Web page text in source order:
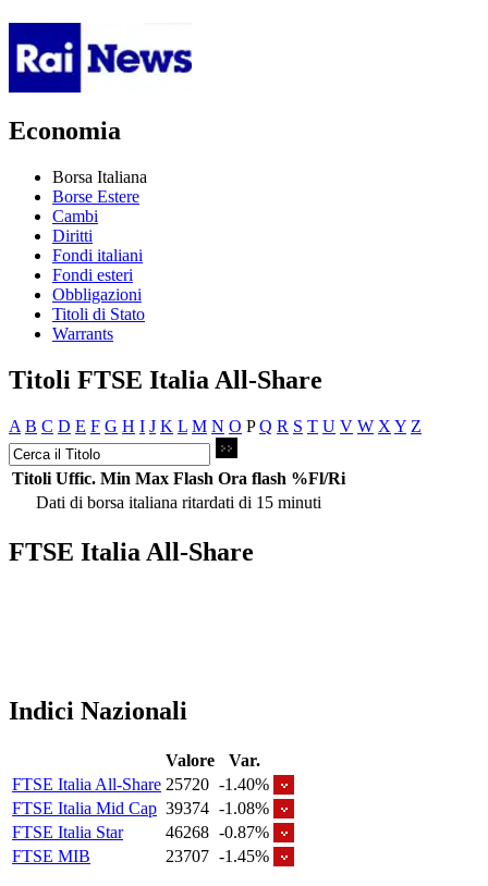
Economia
Borsa Italiana
Borse Estere
Cambi
Diritti
Fondi italiani
Fondi esteri
Obbligazioni
Titoli di Stato
Warrants
Titoli FTSE Italia All-Share
A B C D E F G H I J K L M N O PQ R S T U V W X Y Z
Titoli Uffic. Min Max Flash Ora flash %Fl/Ri
Dati di borsa italiana ritardati di 15 minuti
FTSE Italia All-Share
Indici Nazionali
Valore
Var.
FTSE Italia All-Share 25720 -1.40%
FTSE Italia Mid Cap 39374 -1.08%
FTSE Italia Star
46268 -0.87%
FTSE MIB
23707 -1.45%